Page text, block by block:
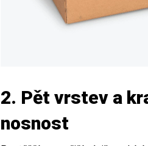
2. Pět vrstev a
nosnost